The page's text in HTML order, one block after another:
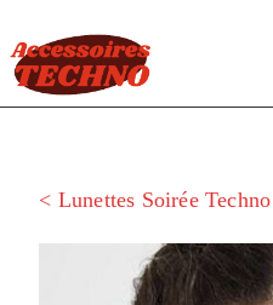
< Lunettes Soirée Techno